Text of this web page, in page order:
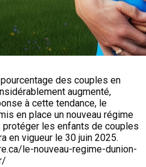
des couples en
augmenté,
à cette tendance, le
en place un nouveau régime
protéger les enfants de couples
en vigueur le 30 juin 2025.
le-nouveau-regime-dunion-